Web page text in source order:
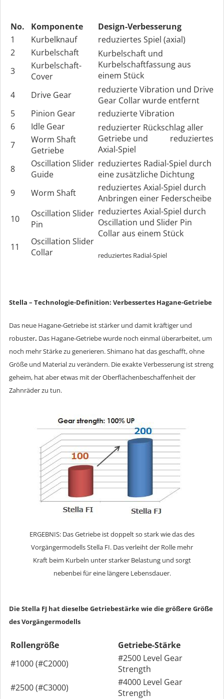
No. Komponente
Design-Verbesserung
1
Kurbelknauf
reduziertes Spiel (axial)
2
Kurbelschaft
Kurbelschaft und
Kurbelschaftfassung aus
einem Stück
3
Kurbelschaft-
Cover
4
Drive Gear
reduzierte Vibration und Drive
Gear Collar wurde entfernt
5
Pinion Gear
reduzierte Vibration
6
Idle Gear
reduzierter Rückschlag aller
Getriebe und reduziertes
Axial-Spiel
7
Worm Shaft
Getriebe
8
Oscillation Slider
Guide
reduziertes Radial-Spiel durch
eine zusätzliche Dichtung
9
Worm Shaft
reduziertes Axial-Spiel durch
Anbringen einer Federscheibe
10
Oscillation Slider
Pin
reduziertes Axial-Spiel durch
Oscillation und Slider Pin
Collar aus einem Stück
reduziertes Radial-Spiel
11
Oscillation Slider
Collar
Stella – Technologie-Definition: Verbessertes Hagane-Getriebe
Das neue Hagane-Getriebe ist stärker und damit kräftiger und
robuster. Das Hagane-Getriebe wurde noch einmal überarbeitet, um
noch mehr Stärke zu generieren. Shimano hat das geschafft, ohne
Größe und Material zu verändern. Die exakte Verbesserung ist streng
geheim, hat aber etwas mit der Oberflächenbeschaffenheit der
Zahnräder zu tun.
ERGEBNIS: Das Getriebe ist doppelt so stark wie das des
Vorgängermodells Stella FI. Das verleiht der Rolle mehr
Kraft beim Kurbeln unter starker Belastung und sorgt
nebenbei für eine längere Lebensdauer.
Die Stella FJ hat dieselbe Getriebestärke wie die größere Größe
des Vorgängermodells
Rollengröße
Getriebe-Stärke
#1000 (#C2000)
#2500 Level Gear
Strength
#2500 (#C3000)
#4000 Level Gear
Strength